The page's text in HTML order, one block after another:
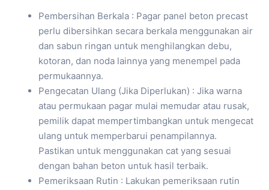
Pembersihan Berkala : Pagar panel beton precast
perlu dibersihkan secara berkala menggunakan air
dan sabun ringan untuk menghilangkan debu,
kotoran, dan noda lainnya yang menempel pada
permukaannya.
Pengecatan Ulang (Jika Diperlukan) : Jika warna
atau permukaan pagar mulai memudar atau rusak,
pemilik dapat mempertimbangkan untuk mengecat
ulang untuk memperbarui penampilannya.
Pastikan untuk menggunakan cat yang sesuai
dengan bahan beton untuk hasil terbaik.
Pemeriksaan Rutin : Lakukan pemeriksaan rutin